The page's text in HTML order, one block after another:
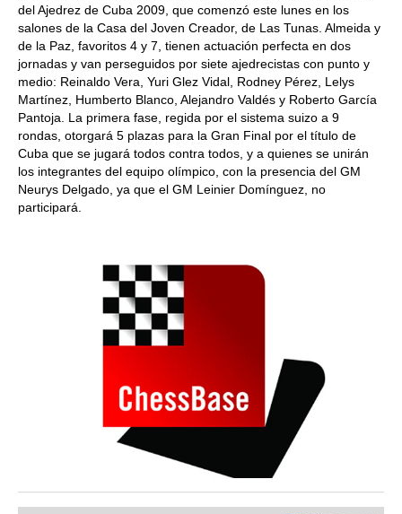
del Ajedrez de Cuba 2009, que comenzó este lunes en los
salones de la Casa del Joven Creador, de Las Tunas. Almeida y
de la Paz, favoritos 4 y 7, tienen actuación perfecta en dos
jornadas y van perseguidos por siete ajedrecistas con punto y
medio: Reinaldo Vera, Yuri Glez Vidal, Rodney Pérez, Lelys
Martínez, Humberto Blanco, Alejandro Valdés y Roberto García
Pantoja. La primera fase, regida por el sistema suizo a 9
rondas, otorgará 5 plazas para la Gran Final por el título de
Cuba que se jugará todos contra todos, y a quienes se unirán
los integrantes del equipo olímpico, con la presencia del GM
Neurys Delgado, ya que el GM Leinier Domínguez, no
participará.